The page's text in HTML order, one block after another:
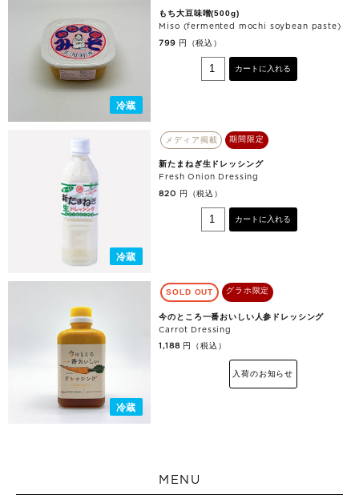
冷蔵
もち大豆味噌(500g)
Miso (fermented mochi soybean paste)
799 円（税込）
カートに入れる
冷蔵
メディア掲載 期間限定
新たまねぎ生ドレッシング
Fresh Onion Dressing
820 円（税込）
カートに入れる
冷蔵
SOLD OUT グラホ限定
今のところ一番おいしい人参ドレッシング
Carrot Dressing
1,188 円（税込）
入荷のお知らせ
MENU